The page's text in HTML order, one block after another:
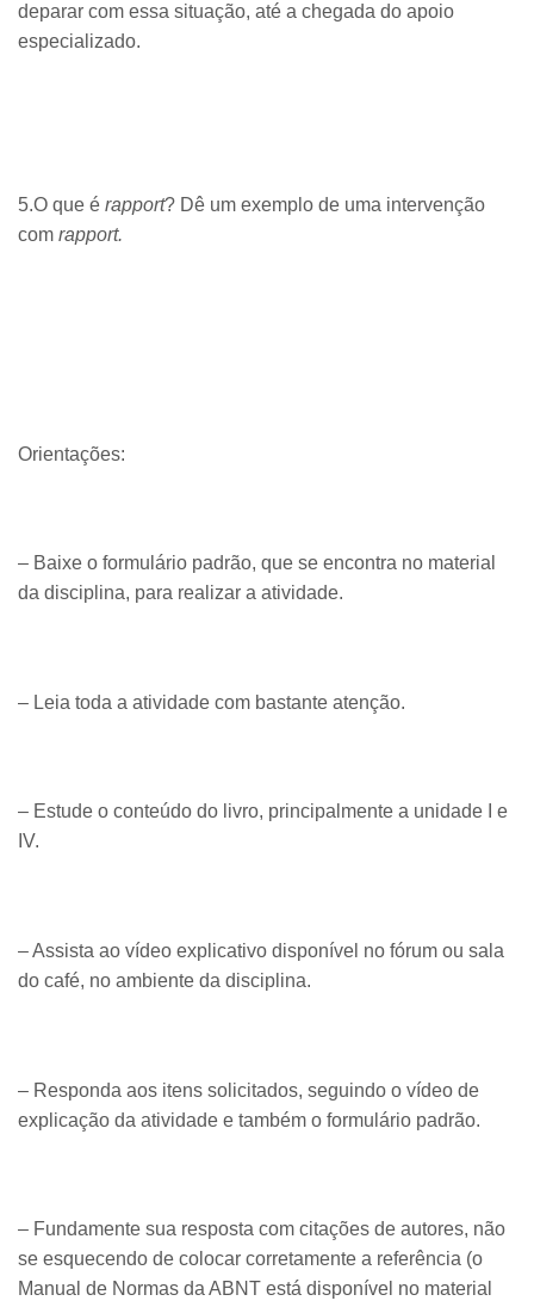
deparar com essa situação, até a chegada do apoio
especializado.
5.O que é rapport? Dê um exemplo de uma intervenção
com rapport.
Orientações:
– Baixe o formulário padrão, que se encontra no material
da disciplina, para realizar a atividade.
– Leia toda a atividade com bastante atenção.
– Estude o conteúdo do livro, principalmente a unidade I e
IV.
– Assista ao vídeo explicativo disponível no fórum ou sala
do café, no ambiente da disciplina.
– Responda aos itens solicitados, seguindo o vídeo de
explicação da atividade e também o formulário padrão.
– Fundamente sua resposta com citações de autores, não
se esquecendo de colocar corretamente a referência (o
Manual de Normas da ABNT está disponível no material